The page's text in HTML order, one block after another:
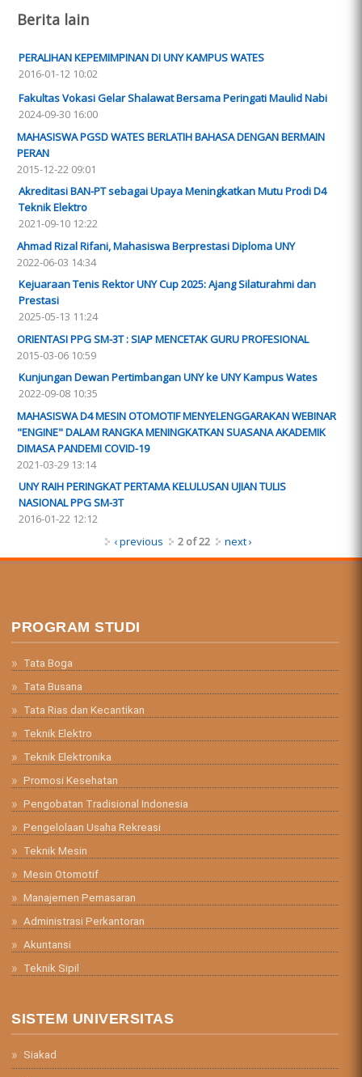
Berita lain
PERALIHAN KEPEMIMPINAN DI UNY KAMPUS WATES
2016-01-12 10:02
Fakultas Vokasi Gelar Shalawat Bersama Peringati Maulid Nabi
2024-09-30 16:00
MAHASISWA PGSD WATES BERLATIH BAHASA DENGAN BERMAIN
PERAN
2015-12-22 09:01
Akreditasi BAN-PT sebagai Upaya Meningkatkan Mutu Prodi D4
Teknik Elektro
2021-09-10 12:22
Ahmad Rizal Rifani, Mahasiswa Berprestasi Diploma UNY
2022-06-03 14:34
Kejuaraan Tenis Rektor UNY Cup 2025: Ajang Silaturahmi dan
Prestasi
2025-05-13 11:24
ORIENTASI PPG SM-3T : SIAP MENCETAK GURU PROFESIONAL
2015-03-06 10:59
Kunjungan Dewan Pertimbangan UNY ke UNY Kampus Wates
2022-09-08 10:35
MAHASISWA D4 MESIN OTOMOTIF MENYELENGGARAKAN WEBINAR
"ENGINE" DALAM RANGKA MENINGKATKAN SUASANA AKADEMIK
DIMASA PANDEMI COVID-19
2021-03-29 13:14
UNY RAIH PERINGKAT PERTAMA KELULUSAN UJIAN TULIS
NASIONAL PPG SM-3T
2016-01-22 12:12
‹ previous
2 of 22 next ›
PROGRAM STUDI
Tata Boga
Tata Busana
Tata Rias dan Kecantikan
Teknik Elektro
Teknik Elektronika
Promosi Kesehatan
Pengobatan Tradisional Indonesia
Pengelolaan Usaha Rekreasi
Teknik Mesin
Mesin Otomotif
Manajemen Pemasaran
Administrasi Perkantoran
Akuntansi
Teknik Sipil
SISTEM UNIVERSITAS
Siakad